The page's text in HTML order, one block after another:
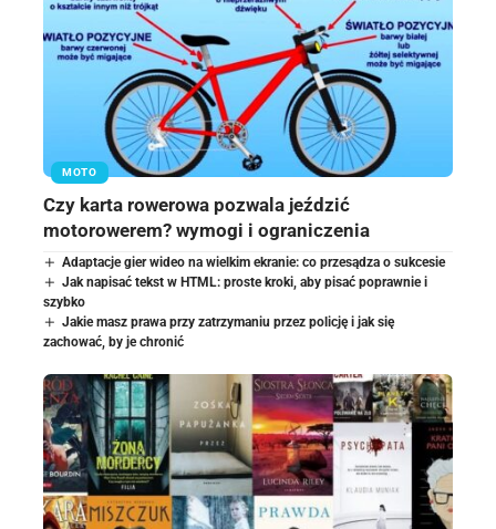
MOTO
Czy karta rowerowa pozwala jeździć
motorowerem? wymogi i ograniczenia
Adaptacje gier wideo na wielkim ekranie: co przesądza o sukcesie
Jak napisać tekst w HTML: proste kroki, aby pisać poprawnie i
szybko
Jakie masz prawa przy zatrzymaniu przez policję i jak się
zachować, by je chronić